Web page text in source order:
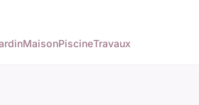
MaisonPiscineTravaux